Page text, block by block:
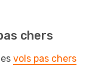
chers
vols pas chers